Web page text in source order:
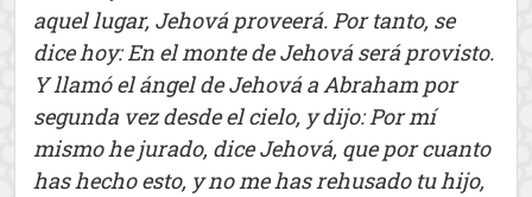
aquel lugar, Jehová proveerá. Por tanto, se
dice hoy: En el monte de Jehová será provisto.
Y llamó el ángel de Jehová a Abraham por
segunda vez desde el cielo, y dijo: Por mí
mismo he jurado, dice Jehová, que por cuanto
has hecho esto, y no me has rehusado tu hijo,